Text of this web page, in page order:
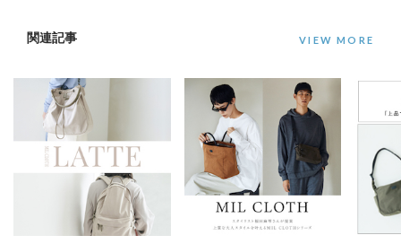
関連記事 VIEW MORE